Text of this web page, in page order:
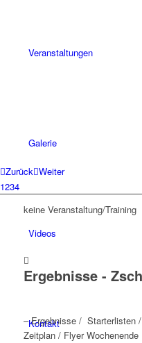
Veranstaltungen
Galerie
Videos
Kontakt
Zurück Weiter
1234
keine Veranstaltung/Training
Ergebnisse -
– Ergebnisse / Starterlisten
Zeitplan / Flyer Wochenende